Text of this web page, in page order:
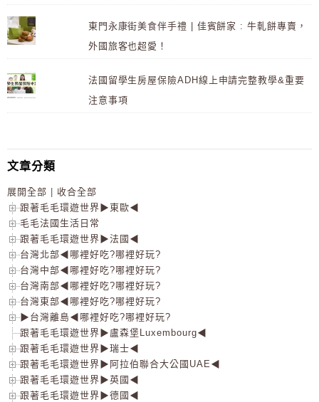
東門永康街美食伴手禮 | 佳賓餅家 : 牛軋餅專賣，
外國旅客也超愛！
法國留學生房屋保險ADH線上申請完整教學&重要
注意事項
文章分類
展開全部
收合全部
跟著毛毛環遊世界▶東歐◀
毛毛法國生活日常
跟著毛毛環遊世界▶法國◀
台灣北部◀哪裡好吃?哪裡好玩?
台灣中部◀哪裡好吃?哪裡好玩?
台灣南部◀哪裡好吃?哪裡好玩?
台灣東部◀哪裡好吃?哪裡好玩?
▶台灣離島◀哪裡好吃?哪裡好玩?
跟著毛毛環遊世界▶盧森堡Luxembourg◀
跟著毛毛環遊世界▶瑞士◀
跟著毛毛環遊世界▶阿拉伯聯合大公國UAE◀
跟著毛毛環遊世界▶英國◀
跟著毛毛環遊世界▶德國◀